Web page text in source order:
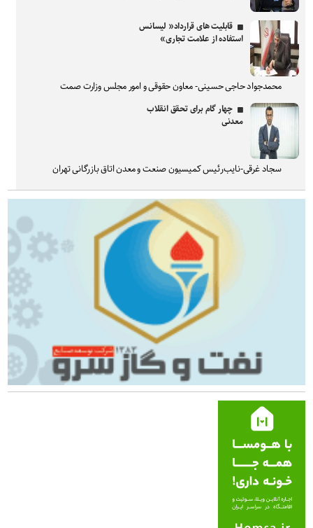
قابلیت های قرارداد« لیسانس
استفاده از علامت تجاری»
محمدجواد حاجی حسینی- معاون حقوقی و امور مجلس وزارت صمت
چهار گام برای تحقق انقلاب
معدنی
سجاد غرقی-نایب‌رئیس کمیسیون صنعت و معدن اتاق بازرگانی تهران